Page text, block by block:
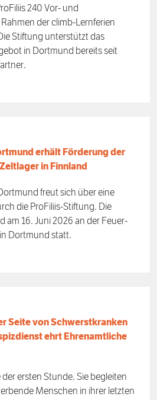
240 Vor- und
der climb-Lernferien
Stiftung unterstützt das
in Dortmund bereits seit
erhält Förderung der
in Finnland
freut sich über eine
die ProFiliis-Stiftung. Die
am 16. Juni 2026 an der Feuer-
Dortmund statt.
Seite von Schwerstkranken
ehrt Ehrenamtliche
ersten Stunde. Sie begleiten
Menschen in ihrer letzten